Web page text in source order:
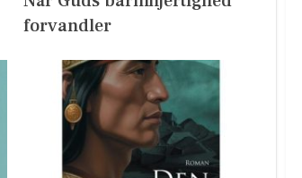
forvandler